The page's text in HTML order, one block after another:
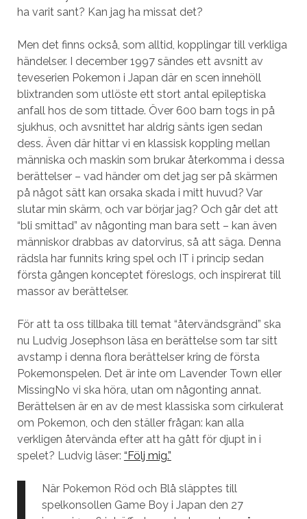
ha varit sant? Kan jag ha missat det?
Men det finns också, som alltid, kopplingar till verkliga
händelser. I december 1997 sändes ett avsnitt av
teveserien Pokemon i Japan där en scen innehöll
blixtranden som utlöste ett stort antal epileptiska
anfall hos de som tittade. Över 600 barn togs in på
sjukhus, och avsnittet har aldrig sänts igen sedan
dess. Även där hittar vi en klassisk koppling mellan
människa och maskin som brukar återkomma i dessa
berättelser – vad händer om det jag ser på skärmen
på något sätt kan orsaka skada i mitt huvud? Var
slutar min skärm, och var börjar jag? Och går det att
“bli smittad” av någonting man bara sett – kan även
människor drabbas av datorvirus, så att säga. Denna
rädsla har funnits kring spel och IT i princip sedan
första gången konceptet föreslogs, och inspirerat till
massor av berättelser.
För att ta oss tillbaka till temat “återvändsgränd” ska
nu Ludvig Josephson läsa en berättelse som tar sitt
avstamp i denna flora berättelser kring de första
Pokemonspelen. Det är inte om Lavender Town eller
MissingNo vi ska höra, utan om någonting annat.
Berättelsen är en av de mest klassiska som cirkulerat
om Pokemon, och den ställer frågan: kan alla
verkligen återvända efter att ha gått för djupt in i
spelet? Ludvig läser: “Följ mig.”
När Pokemon Röd och Blå släpptes till
spelkonsollen Game Boy i Japan den 27